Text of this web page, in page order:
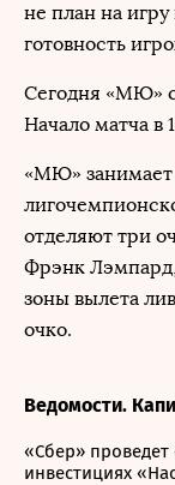
не план на игру
готовность
Сегодня «МЮ»
Начало матча в
«МЮ» занимает
отделяют три
Фрэнк
зоны вылета
очко.
Ведомости.
«Сбер»
инвестициях